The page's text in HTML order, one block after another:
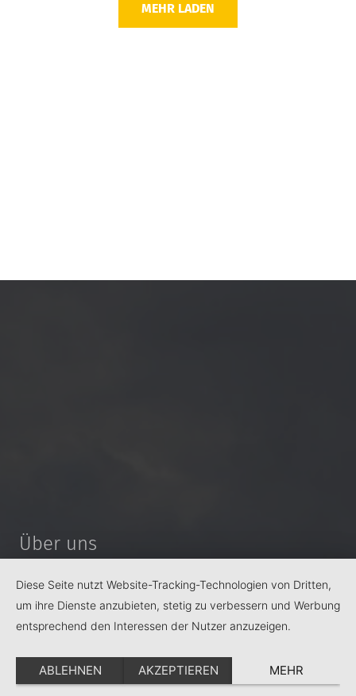
MEHR LADEN
Über uns
Ganztagsschule ist als Fachstelle der Diözese Regensburg für
Sie da.
verschiedenen Bereichen der Schulpastoral wie auch für
Themen der Kooperation von Kirche und (Ganztags-)Schule.
Diese Seite nutzt Website-Tracking-Technologien von Dritten,
um ihre Dienste anzubieten, stetig zu verbessern und Werbung
entsprechend den Interessen der Nutzer anzuzeigen.
ABLEHNEN AKZEPTIEREN MEHR